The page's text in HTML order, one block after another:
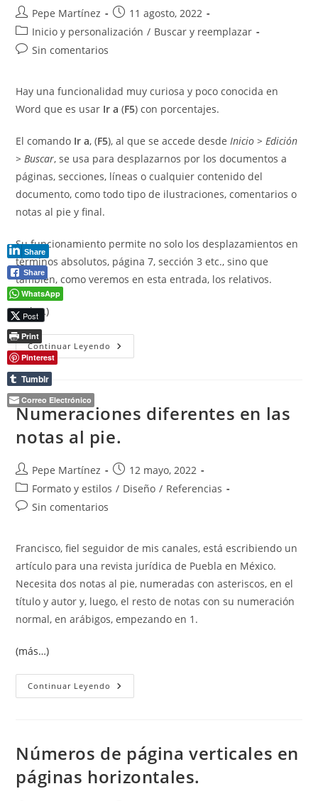
Autor
de
la
entrada:
Pepe Martínez
Publicación
de
11 agosto, 2022
Categoría
de
Inicio y personalización / Buscar y reemplazar
Comentarios
entrada:
Sin comentarios
Hay una funcionalidad muy curiosa y poco conocida en
Word que es usar Ir a (F5) con porcentajes.
El comando Ir a, (F5), al que se accede desde Inicio > Edición
> Buscar, se usa para desplazarnos por los documentos a
páginas, secciones, líneas o cualquier contenido del
documento, como todo tipo de ilustraciones, comentarios o
notas al pie y final.
Su funcionamiento permite no solo los desplazamientos en
términos absolutos, página 7, sección 3 etc., sino que
también, como veremos en esta entrada, los relativos.
(más…)
Continuar Leyendo Usar
Ir
Numeraciones diferentes en las
notas al pie.
Autor
de
la
entrada:
Pepe Martínez
Publicación
de
12 mayo, 2022
Categoría
de
Formato y estilos / Diseño / Referencias
Comentarios
entrada:
Sin comentarios
Francisco, fiel seguidor de mis canales, está escribiendo un
artículo para una revista jurídica de Puebla en México.
Necesita dos notas al pie, numeradas con asteriscos, en el
título y autor y, luego, el resto de notas con su numeración
normal, en arábigos, empezando en 1.
(más…)
Continuar Leyendo Numeraciones
Diferentes
Números de página verticales en
páginas horizontales.
Share
Share
WhatsApp
Post
Print
Pinterest
Tumblr
Correo Electrónico